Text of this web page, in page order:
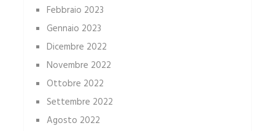
Febbraio 2023
Gennaio 2023
Dicembre 2022
Novembre 2022
Ottobre 2022
Settembre 2022
Agosto 2022